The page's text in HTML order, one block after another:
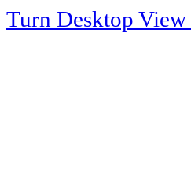
Turn Desktop